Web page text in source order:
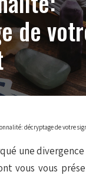
de
décryptage de votre
une
vous vous